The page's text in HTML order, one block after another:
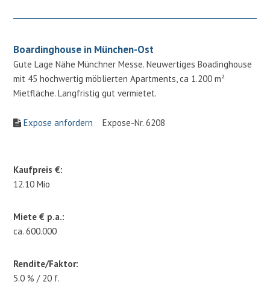
Boardinghouse in München-Ost
Gute Lage Nähe Münchner Messe. Neuwertiges Boadinghouse
mit 45 hochwertig möblierten Apartments, ca 1.200 m²
Mietfläche. Langfristig gut vermietet.
Expose anfordern Expose-Nr. 6208
Kaufpreis €:
12.10 Mio
Miete € p.a.:
ca. 600.000
Rendite/Faktor:
5.0 % / 20 f.